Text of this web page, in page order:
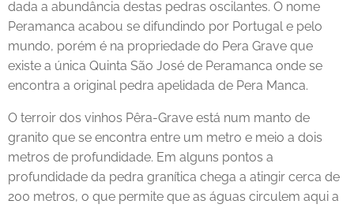
dada a abundância destas pedras oscilantes. O nome
Peramanca acabou se difundindo por Portugal e pelo
mundo, porém é na propriedade do Pera Grave que
existe a única Quinta São José de Peramanca onde se
encontra a original pedra apelidada de Pera Manca.
O terroir dos vinhos Pêra-Grave está num manto de
granito que se encontra entre um metro e meio a dois
metros de profundidade. Em alguns pontos a
profundidade da pedra granítica chega a atingir cerca de
200 metros, o que permite que as águas circulem aqui a